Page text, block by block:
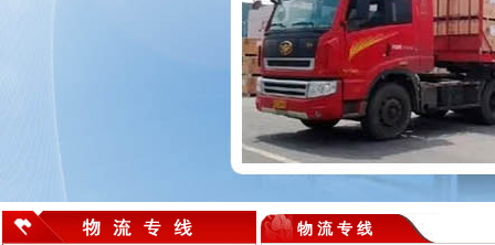
物 流 专 线